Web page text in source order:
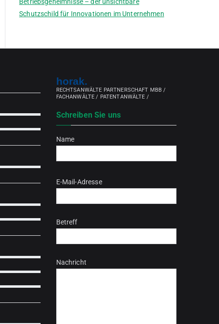
Betriebsgeheimnisse – der unsichtbare
Schutzschild für Innovationen im Unternehmen
horak.
RECHTSANWÄLTE PARTNERSCHAFT MBB /
FACHANWÄLTE / PATENTANWÄLTE /
Schreiben Sie uns
Name
E-Mail-Adresse
Betreff
Nachricht